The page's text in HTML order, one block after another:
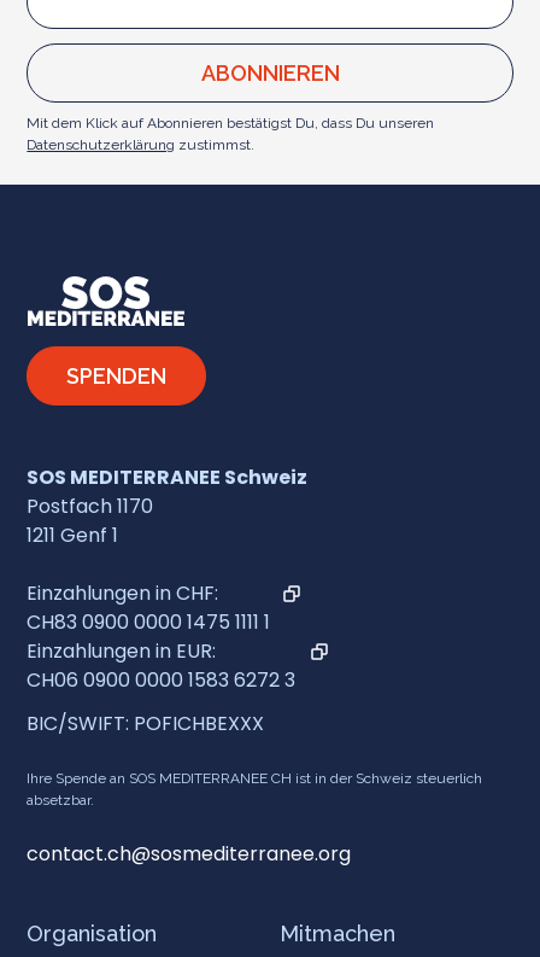
Mit dem Klick auf Abonnieren bestätigst Du, dass Du unseren
Datenschutzerklärung zustimmst.
SPENDEN
Organisation Mitmachen
SOS MEDITERRANEE Schweiz
Postfach 1170
1211 Genf 1
Einzahlungen in CHF:
CH83 0900 0000 1475 1111 1
Einzahlungen in EUR:
CH06 0900 0000 1583 6272 3
BIC/SWIFT: POFICHBEXXX
Ihre Spende an SOS MEDITERRANEE CH ist in der Schweiz steuerlich
absetzbar.
contact.ch@sosmediterranee.org